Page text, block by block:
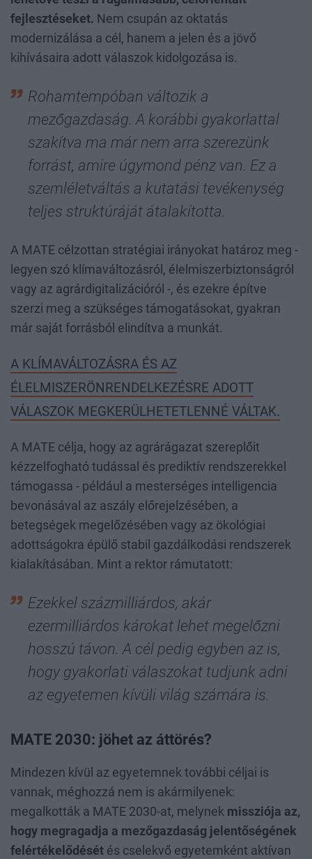
fejlesztéseket. Nem csupán az oktatás
modernizálása a cél, hanem a jelen és a jövő
kihívásaira adott válaszok kidolgozása is.
Rohamtempóban változik a
mezőgazdaság. A korábbi gyakorlattal
szakítva ma már nem arra szerezünk
forrást, amire úgymond pénz van. Ez a
szemléletváltás a kutatási tevékenység
teljes struktúráját átalakította.
A MATE célzottan stratégiai irányokat határoz meg -
legyen szó klímaváltozásról, élelmiszerbiztonságról
vagy az agrárdigitalizációról -, és ezekre építve
szerzi meg a szükséges támogatásokat, gyakran
már saját forrásból elindítva a munkát.
A KLÍMAVÁLTOZÁSRA ÉS AZ
ÉLELMISZERÖNRENDELKEZÉSRE ADOTT
VÁLASZOK MEGKERÜLHETETLENNÉ VÁLTAK.
A MATE célja, hogy az agrárágazat szereplőit
kézzelfogható tudással és prediktív rendszerekkel
támogassa - például a mesterséges intelligencia
bevonásával az aszály előrejelzésében, a
betegségek megelőzésében vagy az ökológiai
adottságokra épülő stabil gazdálkodási rendszerek
kialakításában. Mint a rektor rámutatott:
Ezekkel százmilliárdos, akár
ezermilliárdos károkat lehet megelőzni
hosszú távon. A cél pedig egyben az is,
hogy gyakorlati válaszokat tudjunk adni
az egyetemen kívüli világ számára is.
MATE 2030: jöhet az áttörés?
Mindezen kívül az egyetemnek további céljai is
vannak, méghozzá nem is akármilyenek:
megalkották a MATE 2030-at, melynek missziója az,
hogy megragadja a mezőgazdaság jelentőségének
felértékelődését és cselekvő egyetemként aktívan